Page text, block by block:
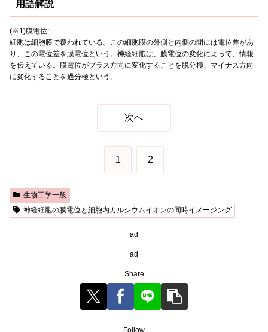
用語解説
(※1)膜電位:
細胞は細胞膜で覆われている。この細胞膜の外側と内側の間には電位差があ
り、この電位差を膜電位という。神経細胞は、膜電位の変化によって、情報
を伝えている。膜電位がプラス方向に変化することを脱分極、マイナス方向
に変化することを過分極という。
次へ
1 2
生物工学一般
神経細胞の膜電位と細胞内カルシウムイオンの同時イメージング
ad
ad
Share
Follow